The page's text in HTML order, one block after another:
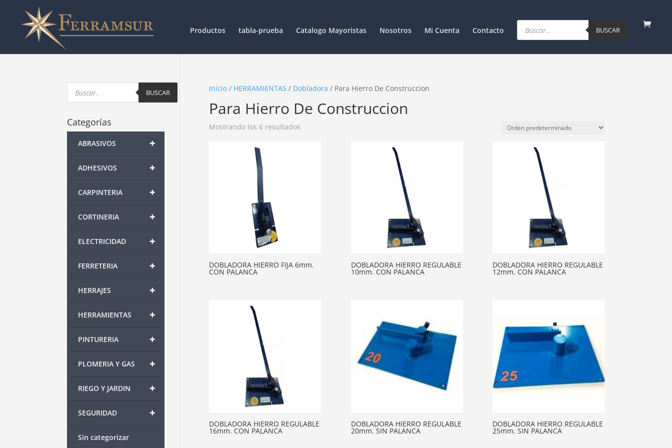
Productos tabla-prueba Catalogo Mayoristas Nosotros Mi Cuenta Contacto
Products
search BUSCAR
Inicio/ HERRAMIENTAS / Dobladora / Para Hierro De Construccion
Para Hierro De Construccion
Mostrando los 6 resultados
DOBLADORA HIERRO FIJA 6mm.
CON PALANCA
DOBLADORA HIERRO REGULABLE
10mm. CON PALANCA
DOBLADORA HIERRO REGULABLE
12mm. CON PALANCA
DOBLADORA HIERRO REGULABLE
16mm. CON PALANCA
DOBLADORA HIERRO REGULABLE
20mm. SIN PALANCA
DOBLADORA HIERRO REGULABLE
25mm. SIN PALANCA
Products
search BUSCAR
Categorías
+
ABRASIVOS
+
ADHESIVOS
+
CARPINTERIA
+
CORTINERIA
+
ELECTRICIDAD
+
FERRETERIA
+
HERRAJES
+
HERRAMIENTAS
+
PINTURERIA
+
PLOMERIA Y GAS
+
RIEGO Y JARDIN
+
SEGURIDAD
Sin categorizar